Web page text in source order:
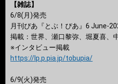
【雑誌】
6/8(月)発売
月刊ぴあ『とぶ！ぴあ』6 June-
掲載：世界、瀬口黎弥、堀夏喜、
※インタビュー掲載
https://lp.p.pia.jp/tobupia/
6/9(火)発売